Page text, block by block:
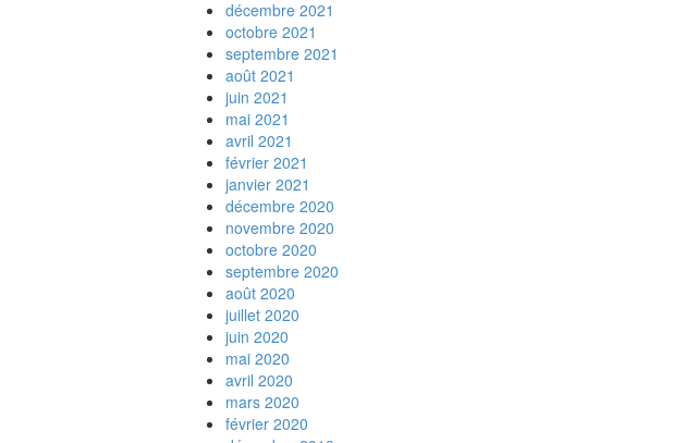
décembre 2021
octobre 2021
septembre 2021
août 2021
juin 2021
mai 2021
avril 2021
février 2021
janvier 2021
décembre 2020
novembre 2020
octobre 2020
septembre 2020
août 2020
juillet 2020
juin 2020
mai 2020
avril 2020
mars 2020
février 2020